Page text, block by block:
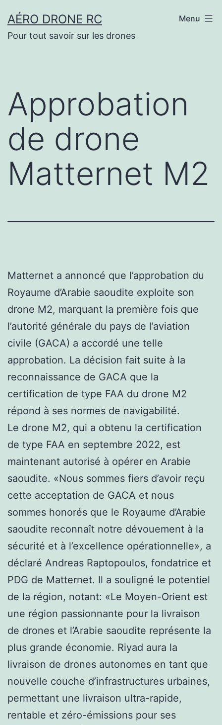
au
contenu
AÉRO DRONE RC
Pour tout savoir sur les drones
Menu
Approbation
de drone
Matternet M2
Matternet a annoncé que l’approbation du
Royaume d’Arabie saoudite exploite son
drone M2, marquant la première fois que
l’autorité générale du pays de l’aviation
civile (GACA) a accordé une telle
approbation. La décision fait suite à la
reconnaissance de GACA que la
certification de type FAA du drone M2
répond à ses normes de navigabilité.
Le drone M2, qui a obtenu la certification
de type FAA en septembre 2022, est
maintenant autorisé à opérer en Arabie
saoudite. «Nous sommes fiers d’avoir reçu
cette acceptation de GACA et nous
sommes honorés que le Royaume d’Arabie
saoudite reconnaît notre dévouement à la
sécurité et à l’excellence opérationnelle», a
déclaré Andreas Raptopoulos, fondatrice et
PDG de Matternet. Il a souligné le potentiel
de la région, notant: «Le Moyen-Orient est
une région passionnante pour la livraison
de drones et l’Arabie saoudite représente la
plus grande économie. Riyad aura la
livraison de drones autonomes en tant que
nouvelle couche d’infrastructures urbaines,
permettant une livraison ultra-rapide,
rentable et zéro-émissions pour ses